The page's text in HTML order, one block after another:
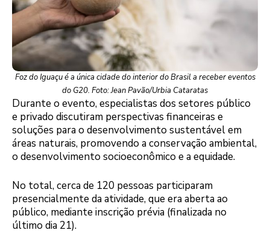
Foz do Iguaçu é a única cidade do interior do Brasil a receber eventos
do G20. Foto: Jean Pavão/Urbia Cataratas
Durante o evento, especialistas dos setores público
e privado discutiram perspectivas financeiras e
soluções para o desenvolvimento sustentável em
áreas naturais, promovendo a conservação ambiental,
o desenvolvimento socioeconômico e a equidade.
No total, cerca de 120 pessoas participaram
presencialmente da atividade, que era aberta ao
público, mediante inscrição prévia (finalizada no
último dia 21).